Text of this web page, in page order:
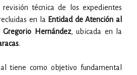
técnica de los expedientes
en la Entidad de Atención al
Gregorio Hernández, ubicada en la
.
tiene como objetivo fundamental